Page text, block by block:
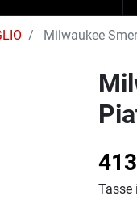
Milwaukee
Tasse